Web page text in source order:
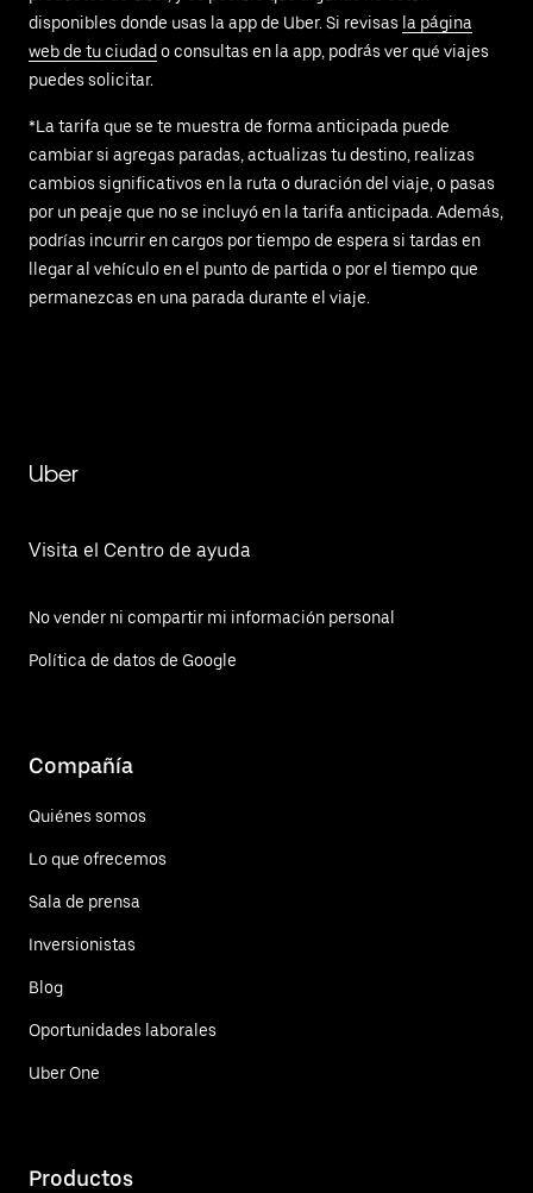
disponibles donde usas la app de Uber. Si revisas la página
web de tu ciudad o consultas en la app, podrás ver qué viajes
puedes solicitar.
*La tarifa que se te muestra de forma anticipada puede
cambiar si agregas paradas, actualizas tu destino, realizas
cambios significativos en la ruta o duración del viaje, o pasas
por un peaje que no se incluyó en la tarifa anticipada. Además,
podrías incurrir en cargos por tiempo de espera si tardas en
llegar al vehículo en el punto de partida o por el tiempo que
permanezcas en una parada durante el viaje.
Uber
Visita el Centro de ayuda
No vender ni compartir mi información personal
Política de datos de Google
Compañía
Quiénes somos
Lo que ofrecemos
Sala de prensa
Inversionistas
Blog
Oportunidades laborales
Uber One
Productos